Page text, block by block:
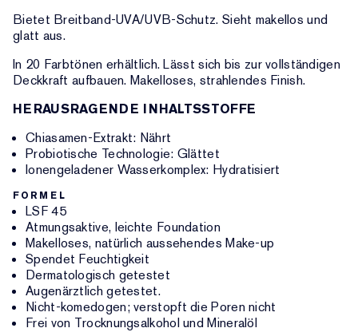
Bietet Breitband-UVA/UVB-Schutz. Sieht makellos und
glatt aus.
In 20 Farbtönen erhältlich. Lässt sich bis zur vollständigen
Deckkraft aufbauen. Makelloses, strahlendes Finish.
HERAUSRAGENDE INHALTSSTOFFE
Chiasamen-Extrakt: Nährt
Probiotische Technologie: Glättet
Ionengeladener Wasserkomplex: Hydratisiert
FORMEL
LSF 45
Atmungsaktive, leichte Foundation
Makelloses, natürlich aussehendes Make-up
Spendet Feuchtigkeit
Dermatologisch getestet
Augenärztlich getestet.
Nicht-komedogen; verstopft die Poren nicht
Frei von Trocknungsalkohol und Mineralöl